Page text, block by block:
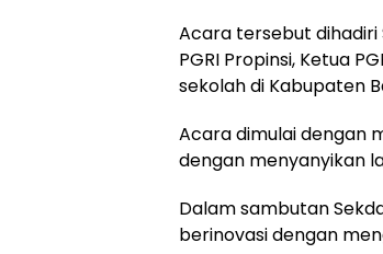
Acara tersebut dihadiri
PGRI Propinsi, Ketua
sekolah di Kabupaten
Acara dimulai dengan
dengan menyanyikan
Dalam sambutan
berinovasi dengan